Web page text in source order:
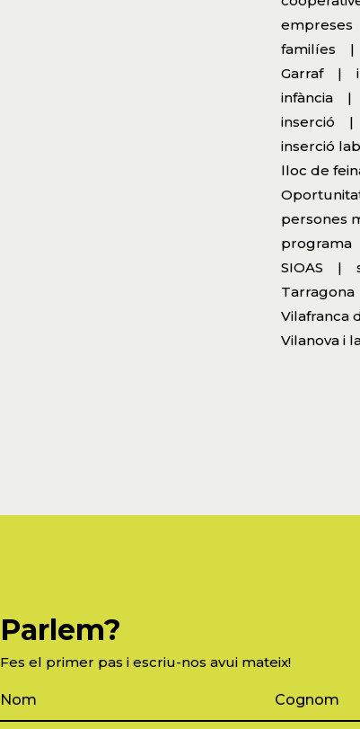
empreses
familíes
Garraf
infància
inserció
inserció
lloc de
persones
programa
SIOAS
Tarragona
Vilafranca
Vilanova i
Parlem?
Fes el primer pas i escriu-nos avui mateix!